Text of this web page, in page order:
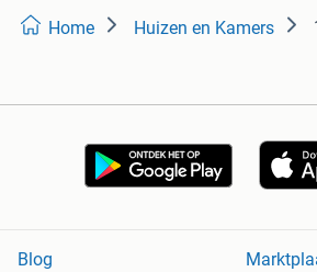
Home Huizen en Kamers
Blog